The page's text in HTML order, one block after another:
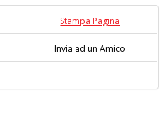
Stampa Pagina
Invia ad un Amico